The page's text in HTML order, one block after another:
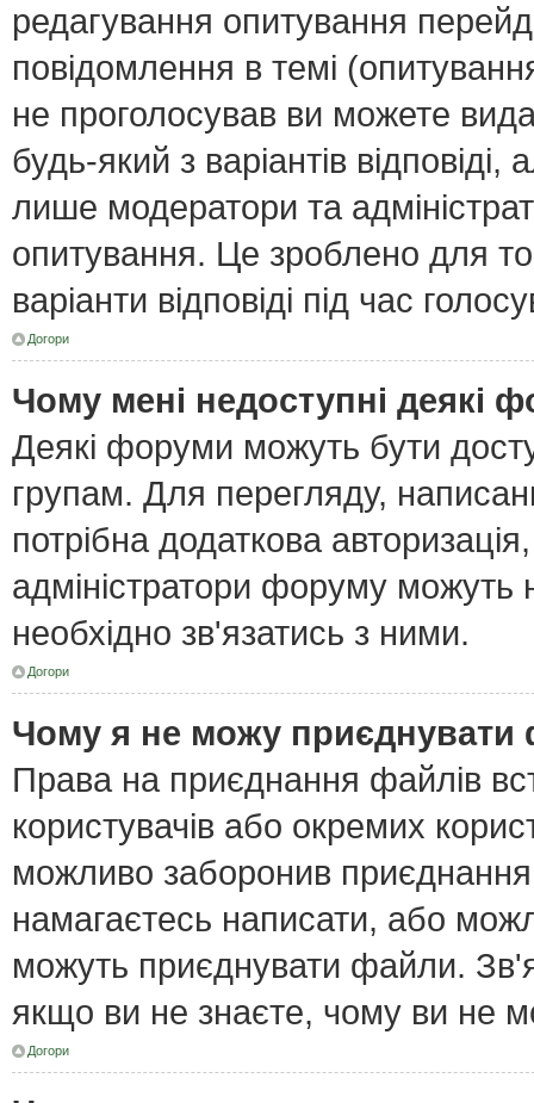
редагування опитування
повідомлення в темі
не проголосував ви можете
будь-який з варіантів
лише модератори та
опитування. Це зроблено для
варіанти відповіді під час
Догори
Чому мені недоступні деякі
Деякі форуми можуть бути
групам. Для перегляду,
потрібна додаткова
адміністратори форуму можуть
необхідно зв'язатись з ними.
Догори
Чому я не можу приєднувати
Права на приєднання файлів
користувачів або окремих
можливо заборонив
намагаєтесь написати, або
можуть приєднувати файли.
якщо ви не знаєте, чому ви не
Догори